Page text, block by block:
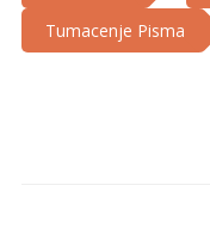
Tumacenje Pisma